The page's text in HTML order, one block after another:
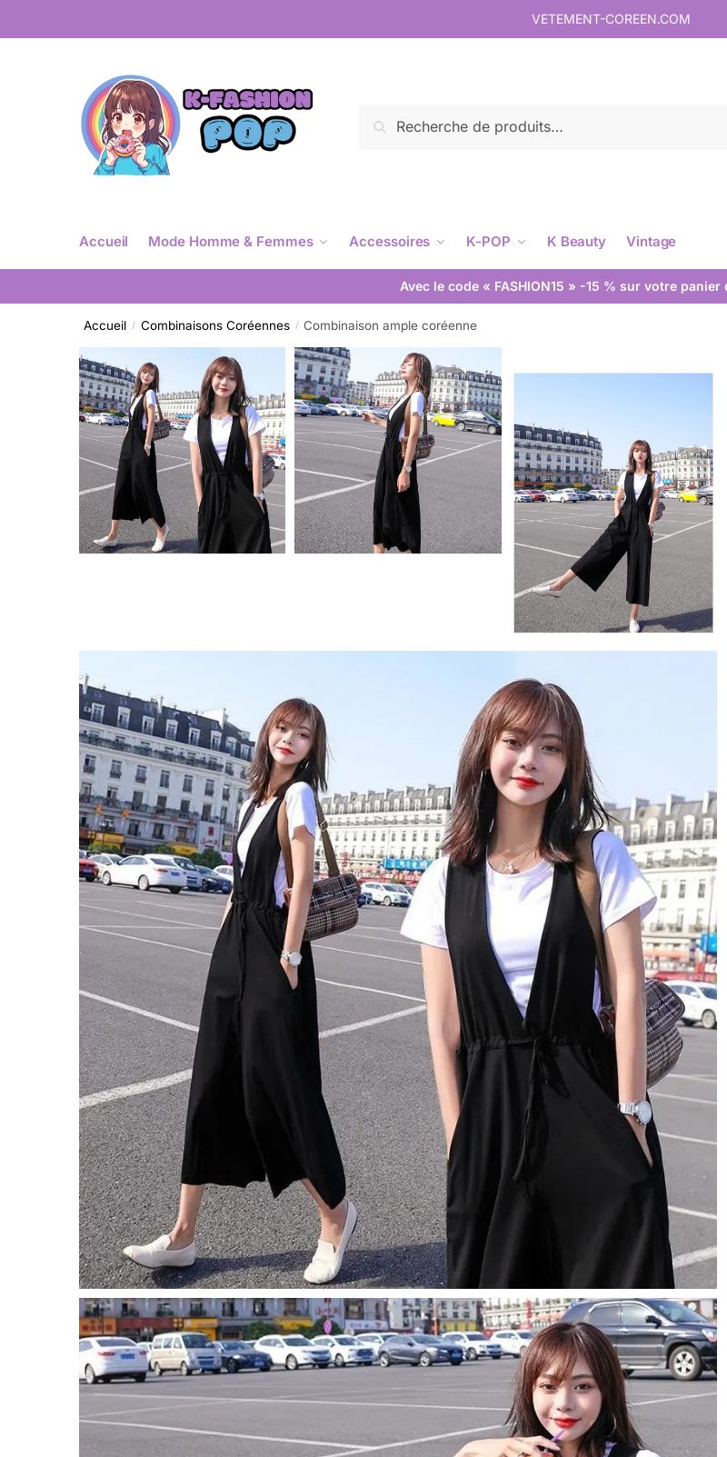
VETEMENT-COREEN.COM
Recherche
Accueil Mode Homme & Femmes Accessoires K-POP K Beauty Vintage
Avec le code « FASHION15 » -15 % sur votre
Accueil / Combinaisons Coréennes / Combinaison ample coréenne